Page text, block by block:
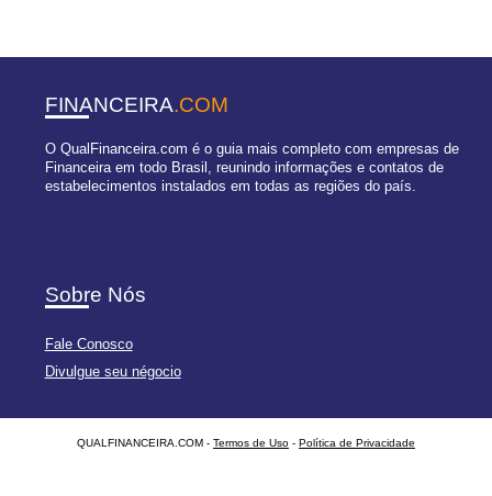
FINANCEIRA.COM
O QualFinanceira.com é o guia mais completo com empresas de
Financeira em todo Brasil, reunindo informações e contatos de
estabelecimentos instalados em todas as regiões do país.
Sobre Nós
Fale Conosco
Divulgue seu négocio
QUALFINANCEIRA.COM - Termos de Uso - Política de Privacidade